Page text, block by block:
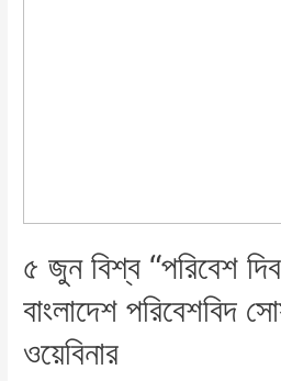
৫ জুন বিশ্ব “পরিবেশ
বাংলাদেশ পরিবেশবিদ
ওয়েবিনার